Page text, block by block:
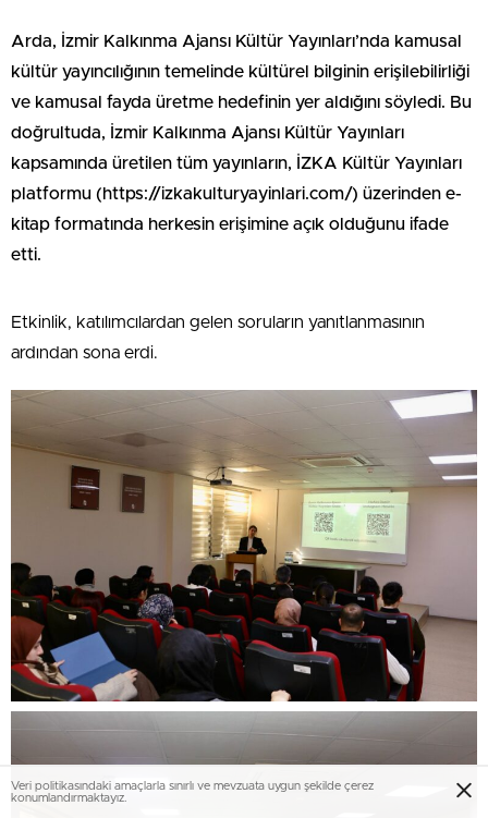
Arda, İzmir Kalkınma Ajansı Kültür Yayınları’nda kamusal
kültür yayıncılığının temelinde kültürel bilginin erişilebilirliği
ve kamusal fayda üretme hedefinin yer aldığını söyledi. Bu
doğrultuda, İzmir Kalkınma Ajansı Kültür Yayınları
kapsamında üretilen tüm yayınların, İZKA Kültür Yayınları
platformu (https://izkakulturyayinlari.com/) üzerinden e-
kitap formatında herkesin erişimine açık olduğunu ifade
etti.
Etkinlik, katılımcılardan gelen soruların yanıtlanmasının
ardından sona erdi.
Veri politikasındaki amaçlarla sınırlı ve mevzuata uygun şekilde çerez
konumlandırmaktayız.